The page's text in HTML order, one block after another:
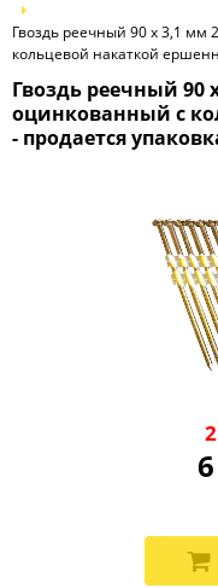
Гвоздь реечный 90 х 3,1 мм
кольцевой накаткой
Гвоздь реечный 90
оцинкованный с
- продается